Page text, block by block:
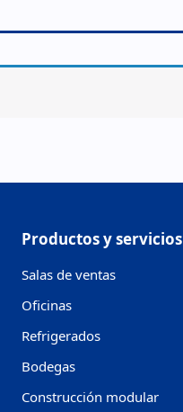
Productos y servicios
Salas de ventas
Oficinas
Refrigerados
Bodegas
Construcción modular